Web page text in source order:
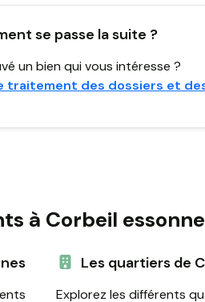
se passe la suite ?
un bien qui vous intéresse ?
traitement des dossiers et
à Corbeil
Les quartiers de
Explorez les différents